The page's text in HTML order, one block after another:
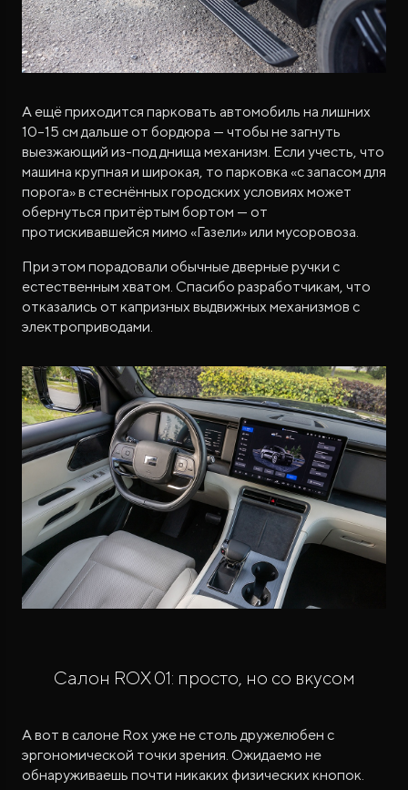
А ещё приходится парковать автомобиль на лишних
10–15 см дальше от бордюра — чтобы не загнуть
выезжающий из-под днища механизм. Если учесть, что
машина крупная и широкая, то парковка «с запасом для
порога» в стеснённых городских условиях может
обернуться притёртым бортом — от
протискивавшейся мимо «Газели» или мусоровоза.
При этом порадовали обычные дверные ручки с
естественным хватом. Спасибо разработчикам, что
отказались от капризных выдвижных механизмов с
электроприводами.
Салон ROX 01: просто, но со вкусом
А вот в салоне Rox уже не столь дружелюбен с
эргономической точки зрения. Ожидаемо не
обнаруживаешь почти никаких физических кнопок.